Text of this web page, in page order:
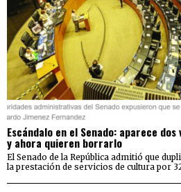
Escándalo en el Senado: aparece
y ahora quieren borrarlo
El Senado de la República admitió que
la prestación de servicios de cultura por